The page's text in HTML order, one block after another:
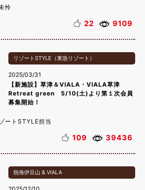
怜
22 9109
リゾートSTYLE（東急リゾート）
2025/03/31
【新施設】草津＆VIALA・VIALA草津
Retreat green 5/10(土)より第１次会員
募集開始！
ートSTYLE担当
109 39436
熱海伊豆山 & VIALA